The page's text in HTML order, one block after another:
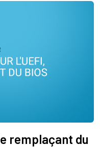
remplaçant du